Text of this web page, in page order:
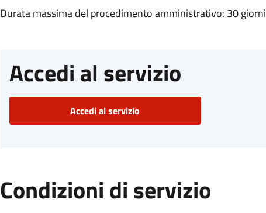
Durata massima del procedimento amministrativo: 30 giorni
Accedi al servizio
Accedi al servizio
Condizioni di servizio